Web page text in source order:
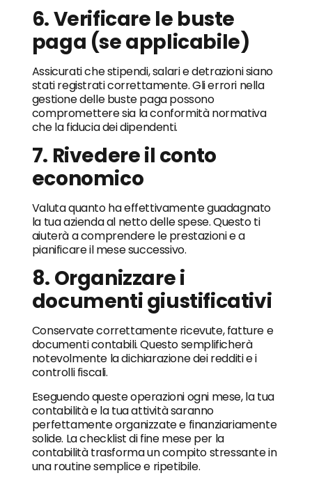
6. Verificare le buste
paga (se applicabile)
Assicurati che stipendi, salari e detrazioni siano
stati registrati correttamente. Gli errori nella
gestione delle buste paga possono
compromettere sia la conformità normativa
che la fiducia dei dipendenti.
7. Rivedere il conto
economico
Valuta quanto ha effettivamente guadagnato
la tua azienda al netto delle spese. Questo ti
aiuterà a comprendere le prestazioni e a
pianificare il mese successivo.
8. Organizzare i
documenti giustificativi
Conservate correttamente ricevute, fatture e
documenti contabili. Questo semplificherà
notevolmente la dichiarazione dei redditi e i
controlli fiscali.
Eseguendo queste operazioni ogni mese, la tua
contabilità e la tua attività saranno
perfettamente organizzate e finanziariamente
solide. La checklist di fine mese per la
contabilità trasforma un compito stressante in
una routine semplice e ripetibile.